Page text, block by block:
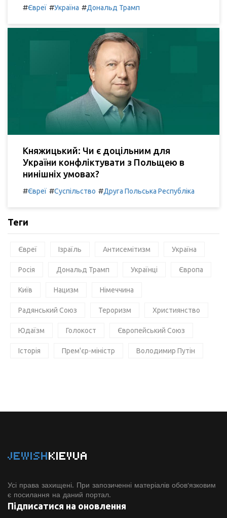
#Євреї #Україна #Дональд Трамп
Княжицький: Чи є доцільним для
України конфліктувати з Польщею в
нинішніх умовах?
#Євреї #Суспільство #Друга Польська Республіка
Теги
Євреї Ізраїль Антисемітизм Україна
Росія Дональд Трамп Українці Європа
Київ Нацизм Німеччина
Радянський Союз Тероризм Християнство
Юдаїзм Голокост Європейський Союз
Історія Прем'єр-міністр Володимир Путін
JEWISHKIEVUA
Усі права захищені. При запозиченні матеріалів обов'язковим
є посилання на даний портал.
Підписатися на оновлення